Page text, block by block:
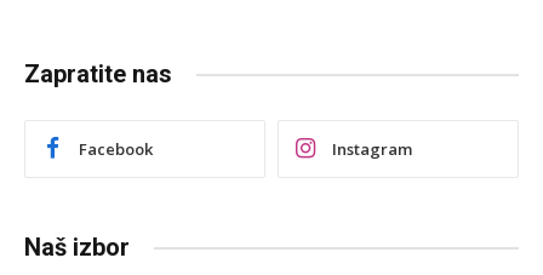
Zapratite nas
Facebook Instagram
Naš izbor